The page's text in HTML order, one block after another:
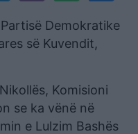
Demokratike
së Kuvendit,
Komisioni
se ka vënë në
e Lulzim Bashës